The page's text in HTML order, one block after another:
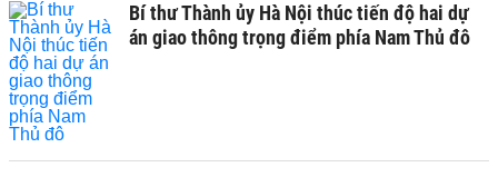
Bí thư Thành ủy Hà Nội thúc tiến độ hai dự
án giao thông trọng điểm phía Nam Thủ đô